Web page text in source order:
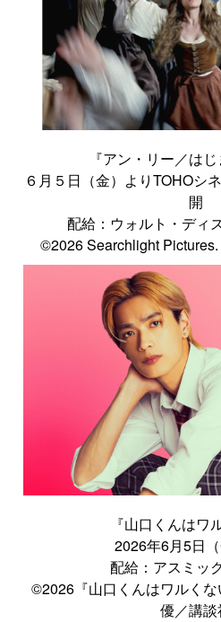
『アン・リー／は
６月５日（金）よりTOHOシ
開
配給：ウォルト・ディ
©2026 Searchlight
『山口くんはワ
2026年6月5日
配給：アスミッ
©2026『山口くんはワルく
優／講談